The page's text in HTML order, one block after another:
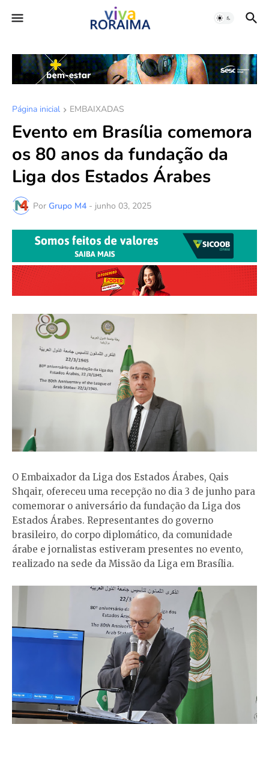
Página inicial EMBAIXADAS
Evento em Brasília comemora
os 80 anos da fundação da
Liga dos Estados Árabes
Por Grupo M4 - junho 03, 2025
O Embaixador da Liga dos Estados Árabes, Qais
Shqair, ofereceu uma recepção no dia 3 de junho para
comemorar o aniversário da fundação da Liga dos
Estados Árabes. Representantes do governo
brasileiro, do corpo diplomático, da comunidade
árabe e jornalistas estiveram presentes no evento,
realizado na sede da Missão da Liga em Brasília.